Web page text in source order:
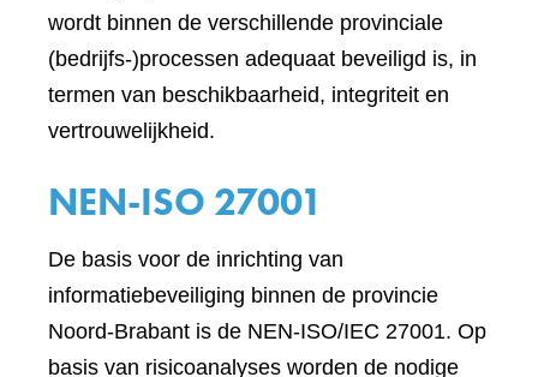
wordt binnen de verschillende provinciale
(bedrijfs-)processen adequaat beveiligd is, in
termen van beschikbaarheid, integriteit en
vertrouwelijkheid.
NEN-ISO 27001
De basis voor de inrichting van
informatiebeveiliging binnen de provincie
Noord-Brabant is de NEN-ISO/IEC 27001. Op
basis van risicoanalyses worden de nodige